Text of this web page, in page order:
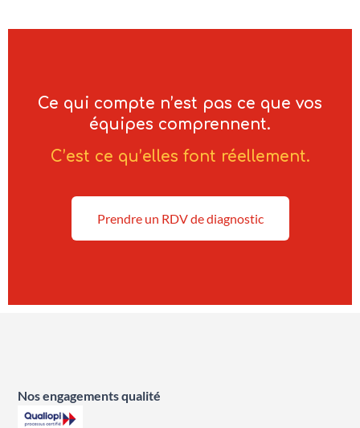
Ce qui compte n’est pas ce que vos
équipes comprennent.
C’est ce qu’elles font réellement.
Prendre un RDV de diagnostic
Nos engagements qualité